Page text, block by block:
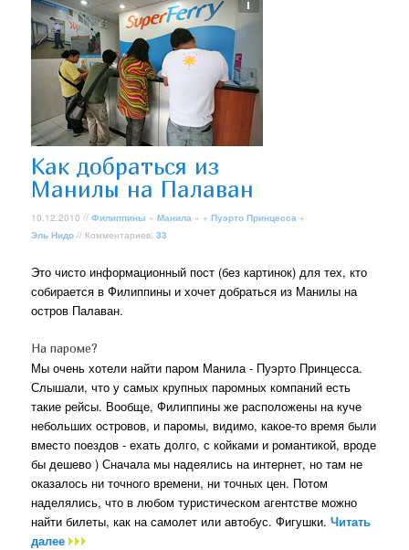
Как добраться из
Манилы на Палаван
10.12.2010 //Филиппины »Манила » +Пуэрто Принцесса +
Эль Нидо // Комментариев:33
Это чисто информационный пост (без картинок) для тех, кто
собирается в Филиппины и хочет добраться из Манилы на
остров Палаван.
На пароме?
Мы очень хотели найти паром Манила - Пуэрто Принцесса.
Слышали, что у самых крупных паромных компаний есть
такие рейсы. Вообще, Филиппины же расположены на куче
небольших островов, и паромы, видимо, какое-то время были
вместо поездов - ехать долго, с койками и романтикой, вроде
бы дешево ) Сначала мы надеялись на интернет, но там не
оказалось ни точного времени, ни точных цен. Потом
наделялись, что в любом туристическом агентстве можно
найти билеты, как на самолет или автобус. Фигушки.Читать
далее